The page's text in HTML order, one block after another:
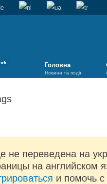
Головна
Новини та події
не переведена на
на английском
и помочь